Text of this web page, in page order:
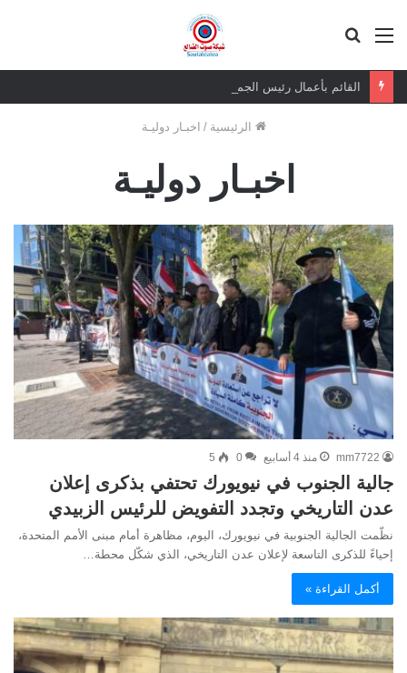
القائمة
الرئيسية / اخبـار دوليـة
اخبـار دوليـة
mm7722 منذ 4 أسابيع 0
5
جالية الجنوب في نيويورك تحتفي بذكرى إعلان
عدن التاريخي وتجدد التفويض للرئيس الزبيدي
نظّمت الجالية الجنوبية في نيويورك، اليوم، مظاهرة أمام مبنى الأمم المتحدة،
إحياءً للذكرى التاسعة لإعلان عدن التاريخي، الذي شكّل محطة…
أكمل القراءة »